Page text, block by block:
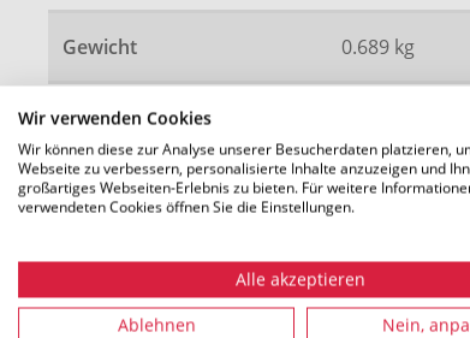
Wir verwenden Cookies
Wir können diese zur Analyse unserer Besucherdaten platzieren,
Webseite zu verbessern, personalisierte Inhalte anzuzeigen und
großartiges Webseiten-Erlebnis zu bieten. Für weitere
verwendeten Cookies öffnen Sie die Einstellungen.
Alle akzeptieren
Ablehnen Nein,
Gewicht 0.689 kg
Verpackung 1-4
Mengeneinheit
Alle Maße in mm. Technische Änderungen